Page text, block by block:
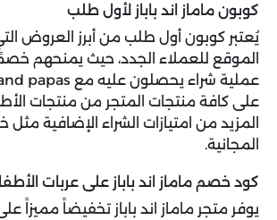
كوبون ماماز اند باباز لأول طلب
يُعتبر كوبون أول طلب من أبرز العروض
الموقع للعملاء الجدد، حيث يمنحهم
على كافة منتجات المتجر من منتجات
المزيد من امتيازات الشراء الإضافية
المجانية.
كود خصم ماماز اند باباز على عربات
يوفر متجر ماماز اند باباز تخفيضاً مميزاً